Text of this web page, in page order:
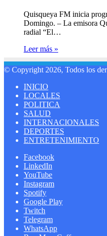
Quisqueya FM inicia
Domingo. – La emisora
radial “El…
Leer más »
© Copyright 2026, Todos los
INICIO
LOCALES
POLITICA
SALUD
INTERNACIONALES
DEPORTES
ENTRETENIMIENTO
Facebook
LinkedIn
YouTube
Instagram
Spotify
Google Play
Twitch
Telegram
WhatsApp